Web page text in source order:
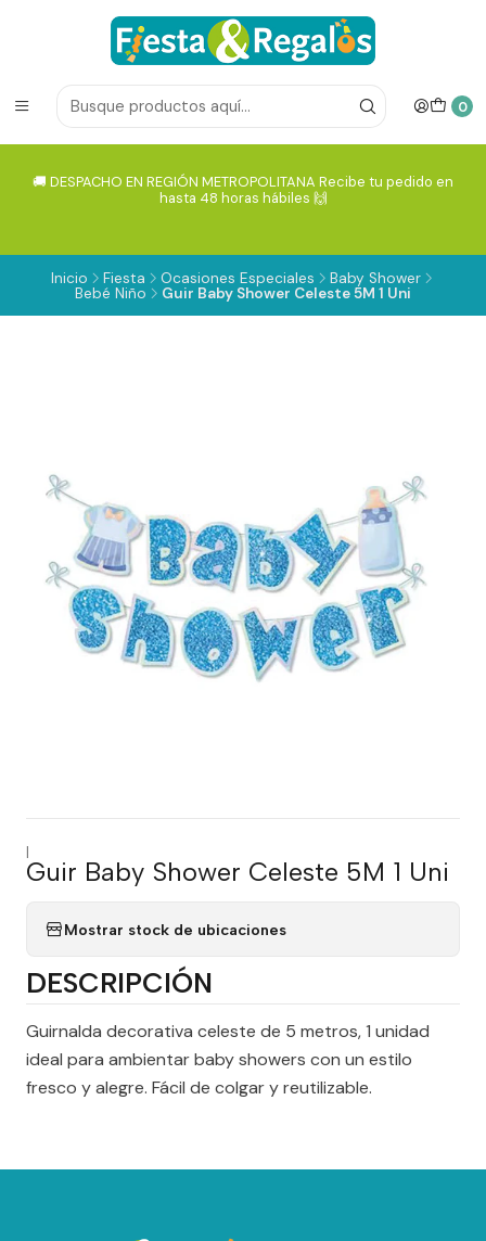
0
🚚 DESPACHO EN REGIÓN METROPOLITANA Recibe tu pedido en
hasta 48 horas hábiles 🙌
Inicio Fiesta Ocasiones Especiales
Baby Shower
Bebé Niño
Guir Baby Shower Celeste 5M 1 Uni
|
Guir Baby Shower Celeste 5M 1 Uni
Mostrar stock de ubicaciones
DESCRIPCIÓN
Guirnalda decorativa celeste de 5 metros, 1 unidad
ideal para ambientar baby showers con un estilo
fresco y alegre. Fácil de colgar y reutilizable.